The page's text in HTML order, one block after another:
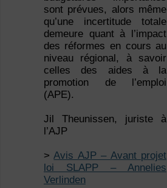
sont prévues, alors même
qu’une incertitude totale
demeure quant à l’impact
des réformes en cours au
niveau régional, à savoir
celles des aides à la
promotion de l’emploi
(APE).
Jil Theunissen, juriste à
l’AJP
>Avis AJP – Avant projet
loi SLAPP – Annelies
Verlinden